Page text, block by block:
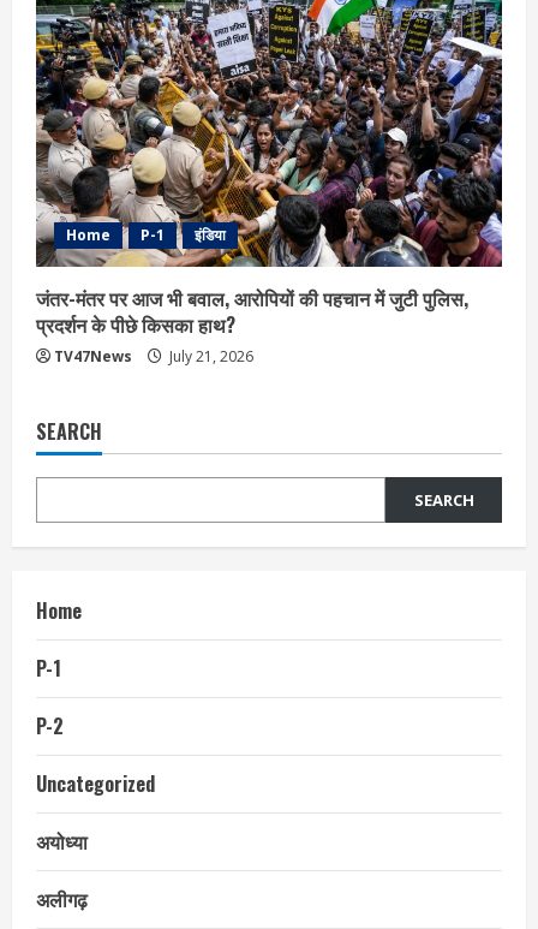
Home P-1 इंडिया
जंतर-मंतर पर आज भी बवाल, आरोपियों की पहचान में जुटी पुलिस,
प्रदर्शन के पीछे किसका हाथ?
TV47News July 21, 2026
SEARCH
SEARCH
Home
P-1
P-2
Uncategorized
अयोध्या
अलीगढ़